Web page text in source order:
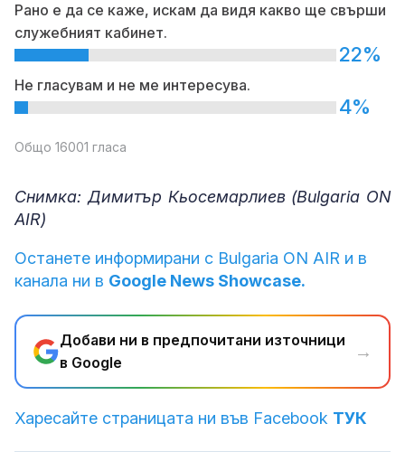
Рано е да се каже, искам да видя какво ще свърши
служебният кабинет.
22%
Не гласувам и не ме интересува.
4%
Общо 16001 гласа
Снимка: Димитър Кьосемарлиев (Bulgaria ON
AIR)
Останете информирани с Bulgaria ON AIR и в
канала ни в Google News Showcase.
Добави ни в предпочитани източници
в Google
→
Харесайте страницата ни във Facebook ТУК